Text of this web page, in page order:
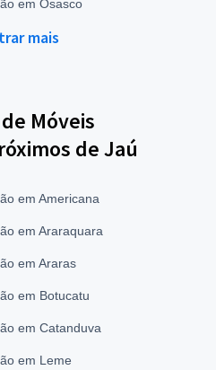
em Osasco
mais
Móveis
de Jaú
em Americana
em Araraquara
em Araras
em Botucatu
em Catanduva
em Leme